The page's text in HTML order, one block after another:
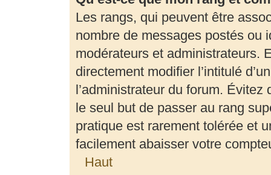
Les rangs, qui peuvent être
nombre de messages postés ou
modérateurs et administrateurs.
directement modifier l’intitulé
l’administrateur du forum.
le seul but de passer au rang
pratique est rarement tolérée et
facilement abaisser votre
Haut